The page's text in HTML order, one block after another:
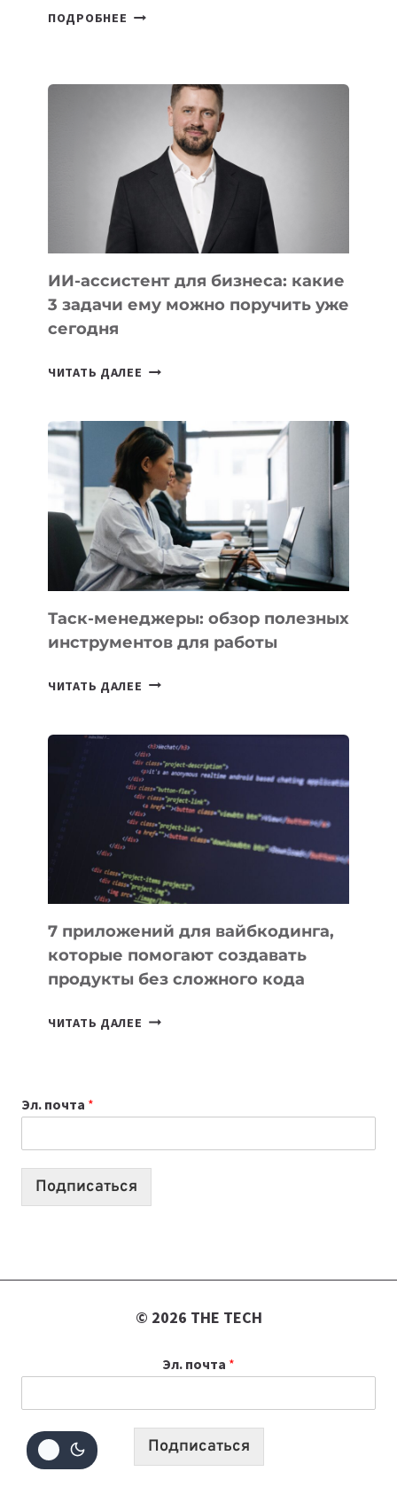
ПОДРОБНЕЕ
КОТОРЫЕ
РАЗВИВАЮТ
ТЕХНОЛОГИЧЕСКОЕ
ОБРАЗОВАНИЕ
ТАДЖИКИСТАНА
ИИ-ассистент для бизнеса: какие
3 задачи ему можно поручить уже
сегодня
ЧИТАТЬ ДАЛЕЕ ИИ-
БИЗНЕСА:
КАКИЕ
3
ЗАДАЧИ
ЕМУ
МОЖНО
ПОРУЧИТЬ
УЖЕ
Таск-менеджеры: обзор полезных
инструментов для работы
ЧИТАТЬ ДАЛЕЕ ТАСК-
ПОЛЕЗНЫХ
ИНСТРУМЕНТОВ
ДЛЯ
РАБОТЫ
7 приложений для вайбкодинга,
которые помогают создавать
продукты без сложного кода
ЧИТАТЬ ДАЛЕЕ 7
СОЗДАВАТЬ
ПРОДУКТЫ
Эл. почта *
Подписаться
© 2026 THE TECH
Эл. почта *
Подписаться